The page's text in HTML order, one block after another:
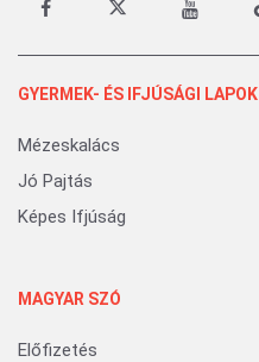
GYERMEK- ÉS IFJÚSÁGI LAPOK
Mézeskalács
Jó Pajtás
Képes Ifjúság
MAGYAR SZÓ
Előfizetés